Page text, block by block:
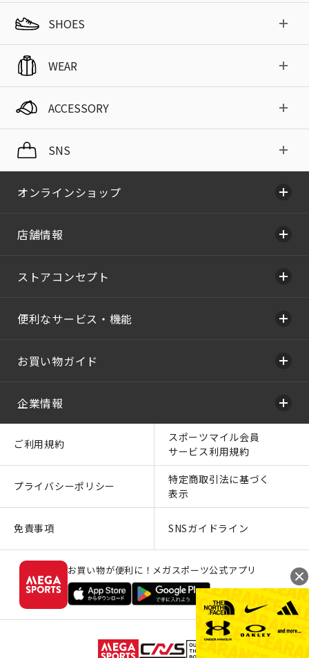
SHOES
WEAR
ACCESSORY
SNS
オンラインショップ
店舗情報
ストアコンセプト
便利なサービス・機能
お買い物ガイド
企業情報
ご利用規約
スポーツマイル会員
サービス利用規約
プライバシーポリシー
特定商取引法に基づく
表示
免責事項 SNSガイドライン
お買い物が便利に！メガスポーツ公式アプリ